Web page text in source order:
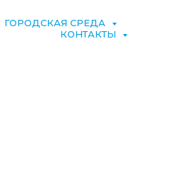
ГОРОДСКАЯ СРЕДА
КОНТАКТЫ